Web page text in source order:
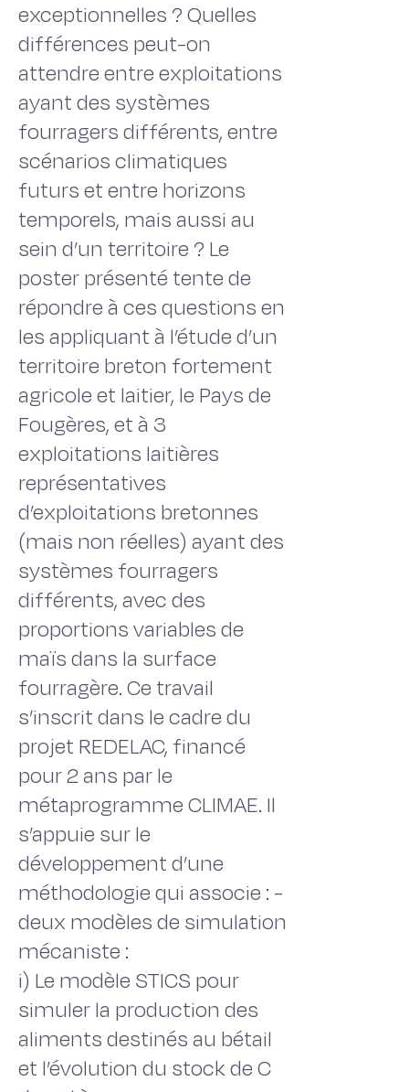
exceptionnelles ? Quelles
différences peut-on
attendre entre exploitations
ayant des systèmes
fourragers différents, entre
scénarios climatiques
futurs et entre horizons
temporels, mais aussi au
sein d’un territoire ? Le
poster présenté tente de
répondre à ces questions en
les appliquant à l’étude d’un
territoire breton fortement
agricole et laitier, le Pays de
Fougères, et à 3
exploitations laitières
représentatives
d’exploitations bretonnes
(mais non réelles) ayant des
systèmes fourragers
différents, avec des
proportions variables de
maïs dans la surface
fourragère. Ce travail
s’inscrit dans le cadre du
projet REDELAC, financé
pour 2 ans par le
métaprogramme CLIMAE. Il
s’appuie sur le
développement d’une
méthodologie qui associe : -
deux modèles de simulation
mécaniste :
i) Le modèle STICS pour
simuler la production des
aliments destinés au bétail
et l’évolution du stock de C